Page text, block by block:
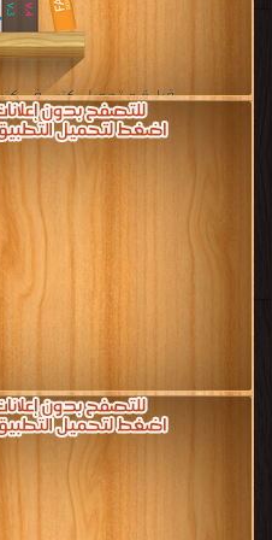
قراءة و تحميل كتب في
[ 17 كتاب/كتب ]